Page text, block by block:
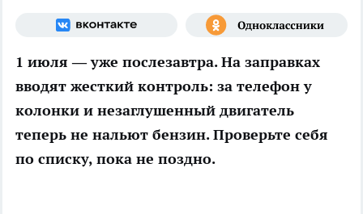
1 июля — уже послезавтра. На заправках
вводят жесткий контроль: за телефон у
колонки и незаглушенный двигатель
теперь не нальют бензин. Проверьте себя
по списку, пока не поздно.